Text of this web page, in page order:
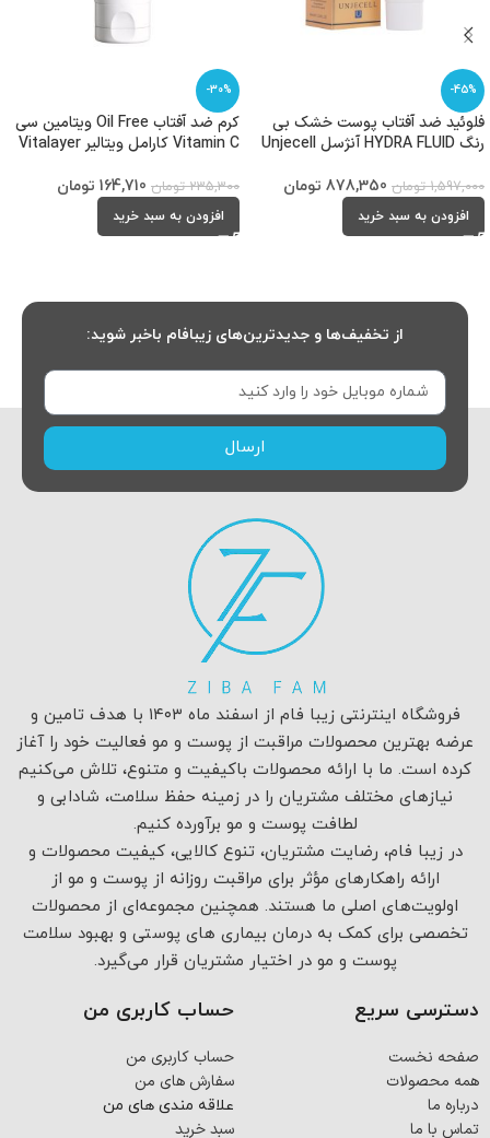
-45%
فلوئید ضد آفتاب پوست خشک بی
رنگ HYDRA FLUID آنژسل Unjecell
1,597,000 تومان 878,350 تومان
افزودن به سبد خرید
-30%
کرم ضد آفتاب Oil Free ویتامین سی
Vitamin C کارامل ویتالیر Vitalayer
235,300 تومان 164,710 تومان
افزودن به سبد خرید
از تخفیف‌ها و جدیدترین‌های زیبافام باخبر شوید:
ارسال
فروشگاه اینترنتی زیبا فام از اسفند ماه ۱۴۰۳ با هدف تامین و
عرضه بهترین محصولات مراقبت از پوست و مو فعالیت خود را آغاز
کرده است. ما با ارائه محصولات باکیفیت و متنوع، تلاش می‌کنیم
نیازهای مختلف مشتریان را در زمینه حفظ سلامت، شادابی و
لطافت پوست و مو برآورده کنیم.
در زیبا فام، رضایت مشتریان، تنوع کالایی، کیفیت محصولات و
ارائه راهکارهای مؤثر برای مراقبت روزانه از پوست و مو از
اولویت‌های اصلی ما هستند. همچنین مجموعه‌ای از محصولات
تخصصی برای کمک به درمان بیماری های پوستی و بهبود سلامت
پوست و مو در اختیار مشتریان قرار می‌گیرد.
دسترسی سریع
صفحه نخست
همه محصولات
درباره ما
تماس با ما
حساب کاربری من
حساب کاربری من
سفارش های من
علاقه مندی های من
سبد خرید